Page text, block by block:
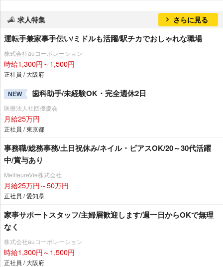
求人特集 さらに見る
運転手兼家事手伝い/ミドルも活躍/駅チカでおしゃれな職場
株式会社auコーポレーション
時給1,300円～1,500円
正社員 / 大阪府
NEW 歯科助手/未経験OK・完全週休2日
医療法人社団優慶会
月給25万円
正社員 / 東京都
事務職/総務事務/土日祝休み/ネイル・ピアスOK/20～30代活躍
中/賞与あり
MeilleureVie株式会社
月給25万円～50万円
正社員 / 愛知県
家事サポートスタッフ/主婦層歓迎します/週一日からOKで無理
なく
株式会社auコーポレーション
時給1,300円～1,500円
正社員 / 大阪府